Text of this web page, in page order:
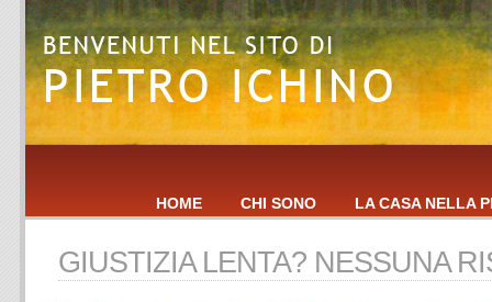
HOME CHI SONO LA CASA NELLA
GIUSTIZIA LENTA? NESSUNA